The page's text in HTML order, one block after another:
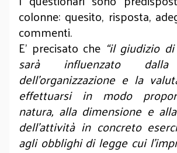
colonne: quesito, risposta,
commenti.
E’ precisato che “il giudizio
sarà influenzato dalla
dell’organizzazione e la
effettuarsi in modo
natura, alla dimensione e
dell’attività in concreto
agli obblighi di legge cui